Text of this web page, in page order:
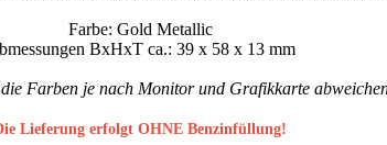
Farbe: Gold Metallic
BxHxT ca.: 39 x 58 x 13 mm
die Farben je nach Monitor und Grafikkarte
Lieferung erfolgt OHNE Benzinfüllung!